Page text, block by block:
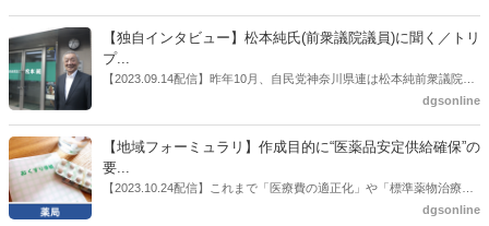
書がとりまとめられた。ドラビズon-lineでは検討会を総括する目的で
厚労省医政局医薬産業振興・医療情報企画課長（医薬産業振興・医療
情報企画課セルフケア・セルフメディケーション推進室長併任）安藤
公一氏や青山学院大学名誉教授の三村優美子氏、 日本保険薬局協会医
【独自インタビュー】松本純氏(前衆議院議員)に聞く／トリ
プ...
【2023.09.14配信】昨年10月、自民党神奈川県連は松本純前衆議院議
員を「自民党神奈川1区」（横浜市中区・磯子区・金沢区）の支部長
候補の前提となるもの。薬剤師に関わる政策に広く・深く関わってき
た同氏の復活に向けた薬剤師業界の期待には熱いものがある。不透明
感の払拭できない医療・介護・障害者サービスのトリプル改定等へ
の、薬剤師業界の強い危機感の裏返しといってもいいだろう。本稿で
dgsonline
【地域フォーミュラリ】作成目的に“医薬品安定供給確保”の
要...
【2023.10.24配信】これまで「医療費の適正化」や「標準薬物治療の
推進」などが目的とされることが多かった地域フォーミュラリの作
dgsonline